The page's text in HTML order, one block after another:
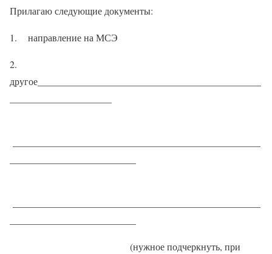
Прилагаю следующие документы:
1. направление на МСЭ
2.
другое______________________________________________
(нужное подчеркнуть, при